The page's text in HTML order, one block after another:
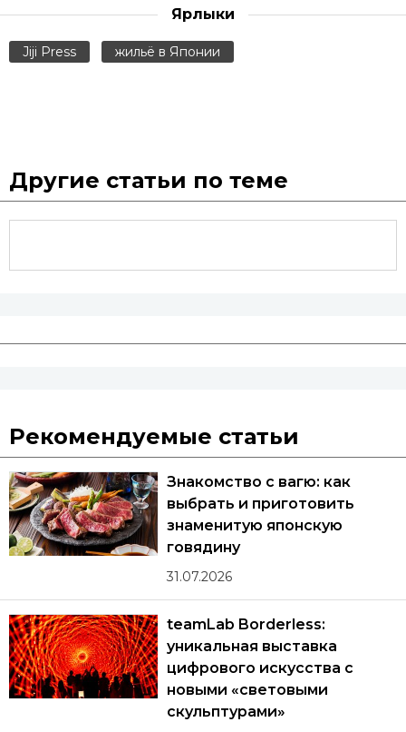
Ярлыки
Jiji Press жильё в Японии
Другие статьи по теме
Рекомендуемые статьи
Знакомство с вагю: как
выбрать и приготовить
знаменитую японскую
говядину
31.07.2026
teamLab Borderless:
уникальная выставка
цифрового искусства с
новыми «световыми
скульптурами»